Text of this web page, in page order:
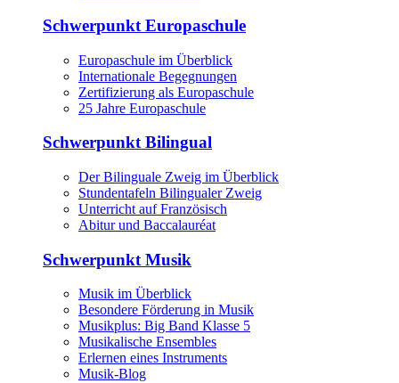
Schwerpunkt Europaschule
Europaschule im Überblick
Internationale Begegnungen
Zertifizierung als Europaschule
25 Jahre Europaschule
Schwerpunkt Bilingual
Der Bilinguale Zweig im Überblick
Stundentafeln Bilingualer Zweig
Unterricht auf Französisch
Abitur und Baccalauréat
Schwerpunkt Musik
Musik im Überblick
Besondere Förderung in Musik
Musikplus: Big Band Klasse 5
Musikalische Ensembles
Erlernen eines Instruments
Musik-Blog